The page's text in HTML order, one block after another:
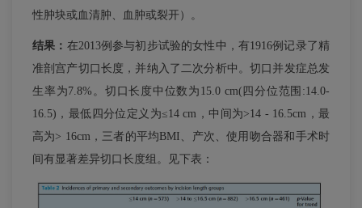
性肿块或血清肿、血肿或裂开）。
结果： 在2013例参与初步试验的女性中，有1916例记录了精
准剖宫产切口长度，并纳入了二次分析中。切口并发症总发
生率为7.8%。切口长度中位数为15.0 cm(四分位范围:14.0-
16.5)，最低四分位定义为≤14 cm，中间为>14 - 16.5cm，最
高为> 16cm，三者的平均BMI、产次、使用吻合器和手术时
间有显著差异切口长度组。见下表：